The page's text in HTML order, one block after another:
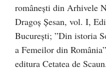
româneşti din Arhivele
Dragoş Şesan, vol. I,
Bucureşti; ”Din istoria
a Femeilor din
editura Cetatea de Scaun.